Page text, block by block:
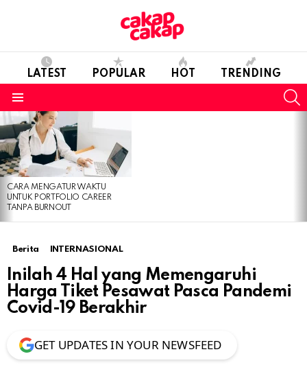
LATEST POPULAR HOT TRENDING
LATEST
STORIES
CARA MENGATUR WAKTU
UNTUK PORTFOLIO CAREER
TANPA BURNOUT
Berita INTERNASIONAL
Inilah 4 Hal yang Memengaruhi
Harga Tiket Pesawat Pasca Pandemi
Covid-19 Berakhir
GET UPDATES IN YOUR NEWSFEED